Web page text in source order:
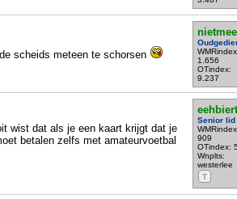
1.656
OTindex:
9.237
scheids meteen te schorsen
Senior lid
909
OTindex:
Wnplts:
westerlee
T
wist dat als je een kaart krijgt dat je
betalen zelfs met amateurvoetbal